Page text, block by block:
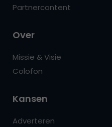
Partnercontent
Over
Missie & Visie
Colofon
Kansen
Adverteren